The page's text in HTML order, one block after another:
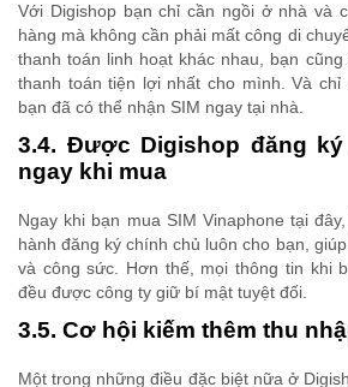
Với Digishop bạn chỉ cần ngồi ở nhà và
hàng mà không cần phải mất công di
thanh toán linh hoạt khác nhau, bạn
thanh toán tiện lợi nhất cho mình. Và chỉ
bạn đã có thể nhận SIM ngay tại nhà.
3.4. Được Digishop đăng
ngay khi mua
Ngay khi bạn mua SIM Vinaphone tại
hành đăng ký chính chủ luôn cho bạn,
và công sức. Hơn thế, mọi thông tin khi
đều được công ty giữ bí mật tuyệt đối.
3.5. Cơ hội kiếm thêm thu
Một trong những điều đặc biệt nữa ở